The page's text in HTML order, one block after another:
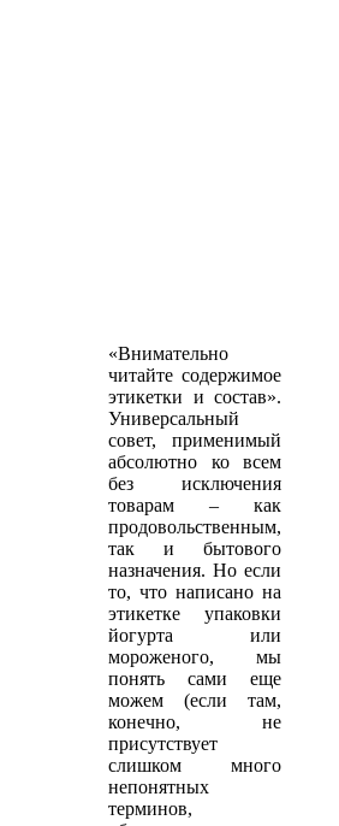
«Внимательно
читайте содержимое
этикетки и состав».
Универсальный
совет, применимый
абсолютно ко всем
без исключения
товарам – как
продовольственным,
так и бытового
назначения. Но если
то, что написано на
этикетке упаковки
йогурта или
мороженого, мы
понять сами еще
можем (если там,
конечно, не
присутствует
слишком много
непонятных
терминов,